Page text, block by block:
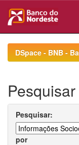
navigationDSpace - BNB -
Pesquisar
Pesquisar:
por